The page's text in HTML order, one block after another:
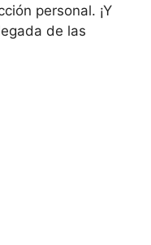
personal. ¡Y
de las